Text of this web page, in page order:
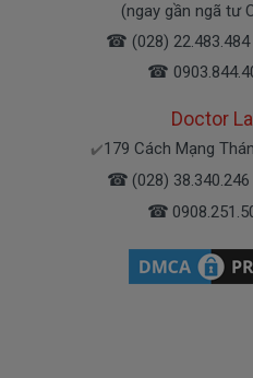
Trên thị trường thì có
thượng vàng hạ cám
thật rẻ củng có. Có nơi
ngưỡng củng có.
Riêng shop
Pin máy Dell
bán là000k
(ngay gần ngã tư
☎ (028)
☎
Doctor
✔️179 Cách Mạng
☎ (028)
☎